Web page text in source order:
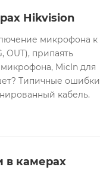
Hikvision
микрофона к
OUT), припаять
MicIn для
Типичные ошибки
кабель.
в камерах